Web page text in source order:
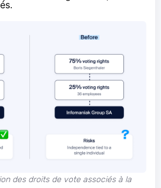
des droits de vote associés à la